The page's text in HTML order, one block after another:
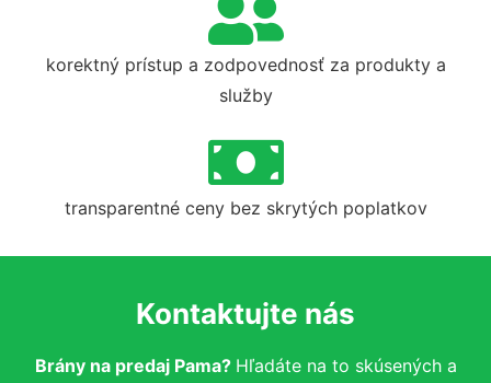
korektný prístup a zodpovednosť za produkty a
služby
transparentné ceny bez skrytých poplatkov
Kontaktujte nás
Brány na predaj Pama? Hľadáte na to skúsených a